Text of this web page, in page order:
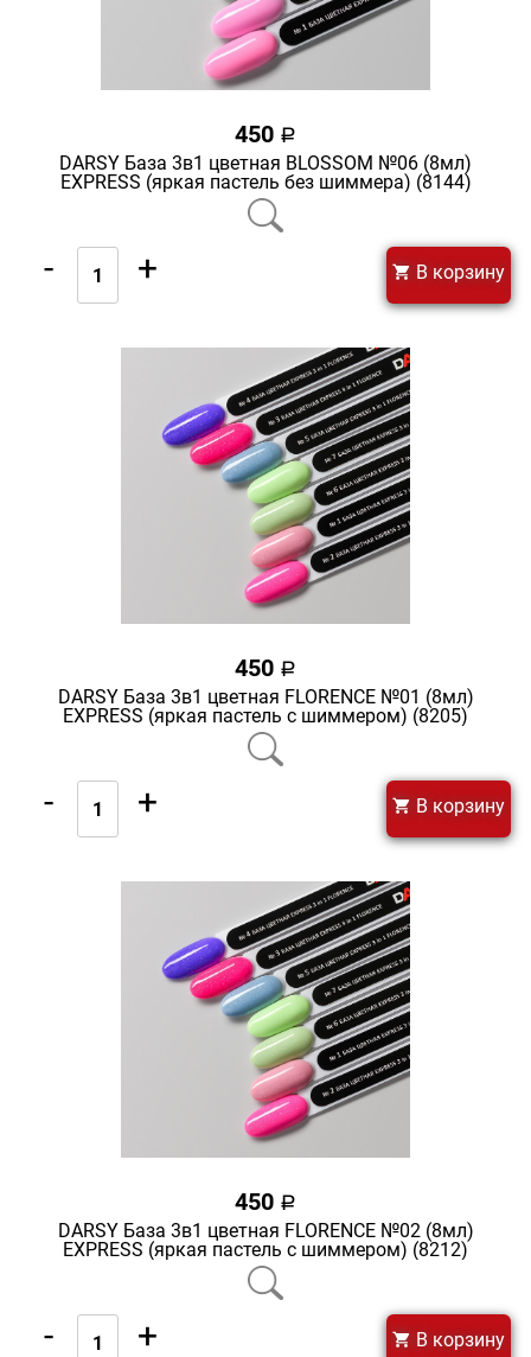
450 a
DARSY База 3в1 цветная BLOSSOM №06 (8мл)
EXPRESS (яркая пастель без шиммера) (8144)
- + В корзину
450 a
DARSY База 3в1 цветная FLORENCE №01 (8мл)
EXPRESS (яркая пастель с шиммером) (8205)
- + В корзину
450 a
DARSY База 3в1 цветная FLORENCE №02 (8мл)
EXPRESS (яркая пастель с шиммером) (8212)
- + В корзину